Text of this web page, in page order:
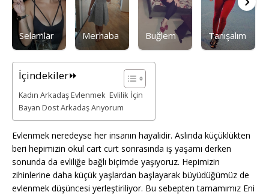
Selamlar Merhaba Buğlem Tanışalım
İçindekiler⏩
Kadın Arkadaş Evlenmek Evlilik İçin
Bayan Dost Arkadaş Arıyorum
Evlenmek neredeyse her insanın hayalidir. Aslında küçüklükten
beri hepimizin okul cart curt sonrasında iş yaşamı derken
sonunda da evliliğe bağlı biçimde yaşıyoruz. Hepimizin
zihinlerine daha küçük yaşlardan başlayarak büyüdüğümüz de
evlenmek düşüncesi yerleştiriliyor. Bu sebepten tamamımız Eni